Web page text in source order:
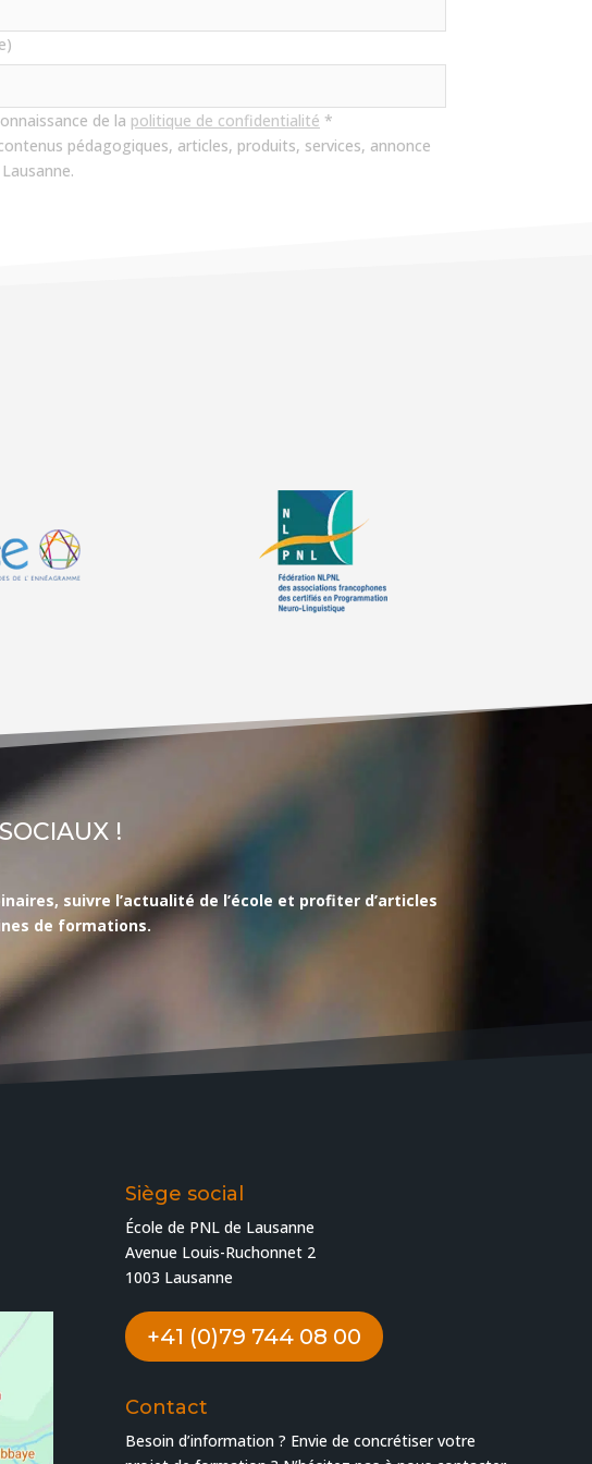
de la politique de confidentialité *
pédagogiques, articles, produits, services, annonce
!
suivre l’actualité de l’école et profiter d’articles
de formations.
Siège social
École de PNL de Lausanne
Avenue Louis-Ruchonnet 2
1003 Lausanne
+41 (0)79 744 08 00
Contact
Besoin d’information ? Envie de concrétiser votre